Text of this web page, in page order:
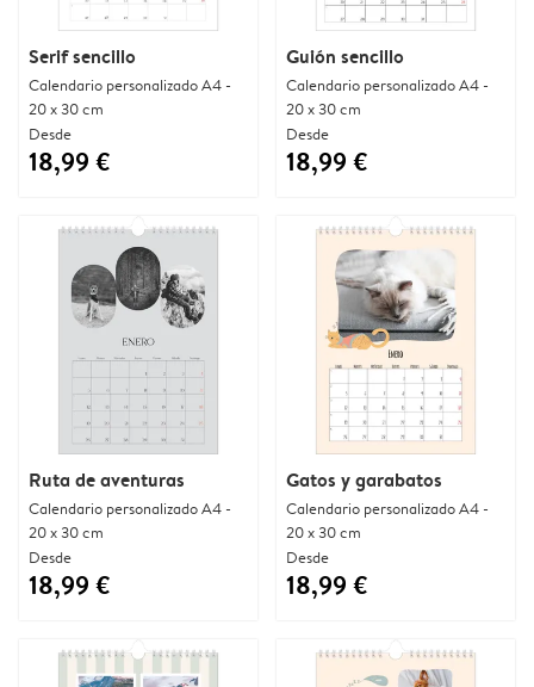
Serif sencillo
Calendario personalizado A4 -
20 x 30 cm
Desde
18,99 €
Guión sencillo
Calendario personalizado A4 -
20 x 30 cm
Desde
18,99 €
Ruta de aventuras
Calendario personalizado A4 -
20 x 30 cm
Desde
18,99 €
Gatos y garabatos
Calendario personalizado A4 -
20 x 30 cm
Desde
18,99 €